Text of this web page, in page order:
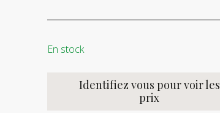
En stock
Identifiez vous pour voir les
prix